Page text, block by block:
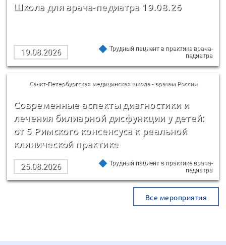
Школа для врача-педиатра 19.08.26
19.08.2026
Трудный пациент в практике врача-
педиатра
Санкт-Петербургская медицинская школа - врачам России
Современные аспекты диагностики и
лечения билиарной дисфункции у детей:
от 5 Римского консенсуса к реальной
клинической практике
25.08.2026
Трудный пациент в практике врача-
педиатра
Все мероприятия